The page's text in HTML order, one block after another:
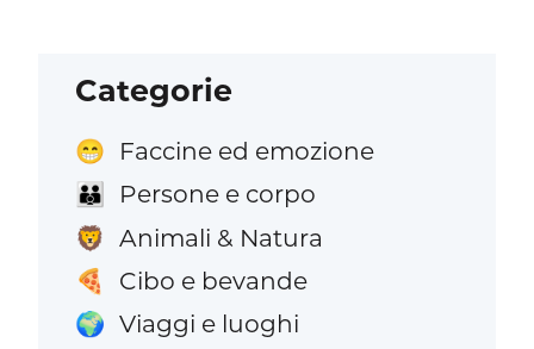
Categorie
😁 Faccine ed emozione
👪 Persone e corpo
🦁 Animali & Natura
🍕 Cibo e bevande
🌍 Viaggi e luoghi